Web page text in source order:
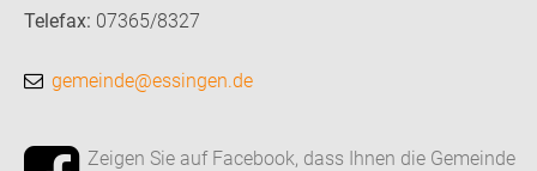
Telefax: 07365/8327
gemeinde@essingen.de
Zeigen Sie auf Facebook, dass Ihnen die Gemeinde